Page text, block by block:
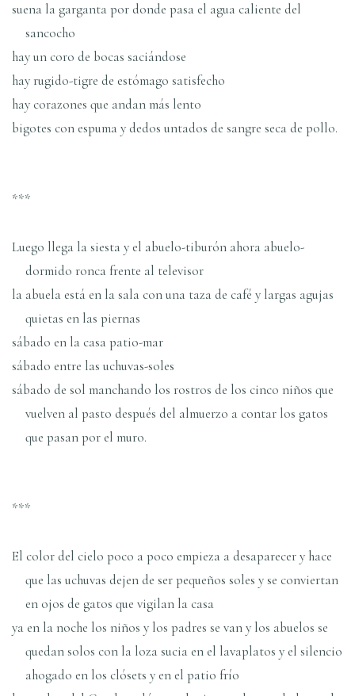
suena la garganta por donde pasa el agua caliente del
sancocho
hay un coro de bocas saciándose
hay rugido-tigre de estómago satisfecho
hay corazones que andan más lento
bigotes con espuma y dedos untados de sangre seca de pollo.
***
Luego llega la siesta y el abuelo-tiburón ahora abuelo-
dormido ronca frente al televisor
la abuela está en la sala con una taza de café y largas agujas
quietas en las piernas
sábado en la casa patio-mar
sábado entre las uchuvas-soles
sábado de sol manchando los rostros de los cinco niños que
vuelven al pasto después del almuerzo a contar los gatos
que pasan por el muro.
***
El color del cielo poco a poco empieza a desaparecer y hace
que las uchuvas dejen de ser pequeños soles y se conviertan
en ojos de gatos que vigilan la casa
ya en la noche los niños y los padres se van y los abuelos se
quedan solos con la loza sucia en el lavaplatos y el silencio
ahogado en los clósets y en el patio frío